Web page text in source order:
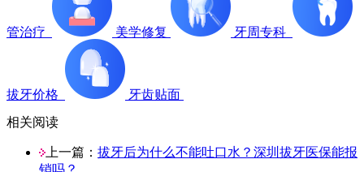
管治疗 美学修复 牙周专科
拔牙价格
牙齿贴面
相关阅读
上一篇： 拔牙后为什么不能吐口水？深圳拔牙医保能报